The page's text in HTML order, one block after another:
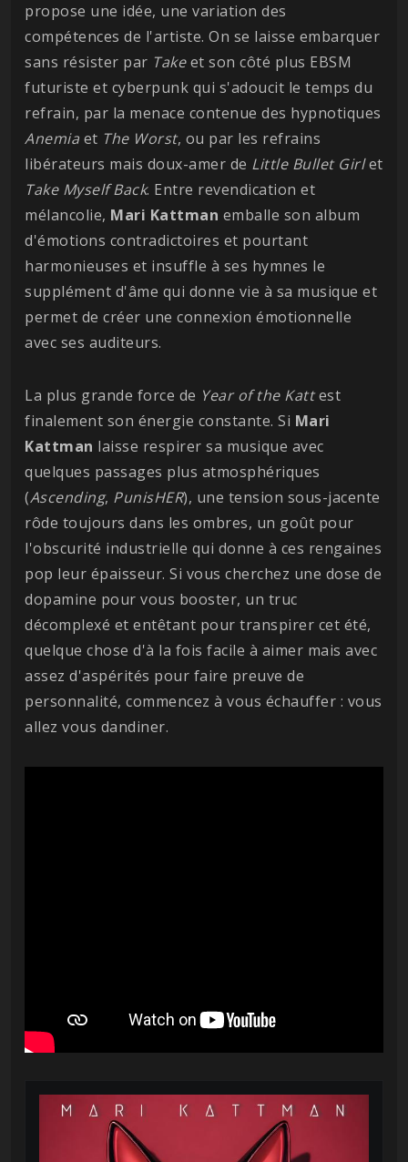
propose une idée, une variation des
compétences de l'artiste. On se laisse embarquer
sans résister par Takeet son côté plus EBSM
futuriste et cyberpunk qui s'adoucit le temps du
refrain, par la menace contenue des hypnotiques
Anemia et The Worst, ou par les refrains
libérateurs mais doux-amer de Little Bullet Girlet
Take Myself Back. Entre revendication et
mélancolie, Mari Kattman emballe son album
d'émotions contradictoires et pourtant
harmonieuses et insuffle à ses hymnes le
supplément d'âme qui donne vie à sa musique et
permet de créer une connexion émotionnelle
avec ses auditeurs.
La plus grande force de Year of the Kattest
finalement son énergie constante. Si Mari
Kattman laisse respirer sa musique avec
quelques passages plus atmosphériques
(Ascending, PunisHER), une tension sous-jacente
rôde toujours dans les ombres, un goût pour
l'obscurité industrielle qui donne à ces rengaines
pop leur épaisseur. Si vous cherchez une dose de
dopamine pour vous booster, un truc
décomplexé et entêtant pour transpirer cet été,
quelque chose d'à la fois facile à aimer mais avec
assez d'aspérités pour faire preuve de
personnalité, commencez à vous échauffer : vous
allez vous dandiner.